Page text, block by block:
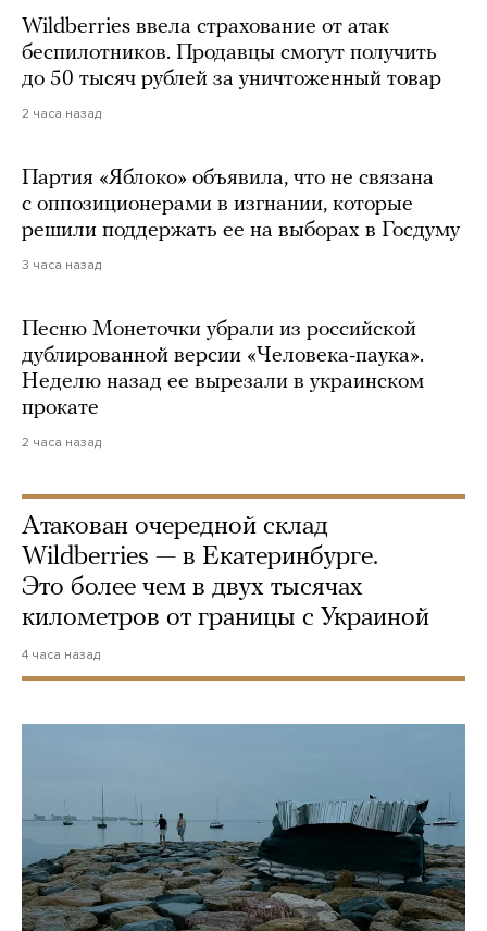
Wildberries ввела страхование от атак
беспилотников. Продавцы смогут получить
до 50 тысяч рублей за уничтоженный товар
2 часа назад
Партия «Яблоко» объявила, что не связана
с оппозиционерами в изгнании, которые
решили поддержать ее на выборах в Госдуму
3 часа назад
Песню Монеточки убрали из российской
дублированной версии «Человека-паука».
Неделю назад ее вырезали в украинском
прокате
2 часа назад
Атакован очередной склад
Wildberries — в Екатеринбурге.
Это более чем в двух тысячах
километров от границы с Украиной
4 часа назад